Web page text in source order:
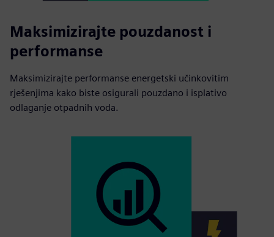
Maksimizirajte pouzdanost i
performanse
Maksimizirajte performanse energetski učinkovitim
rješenjima kako biste osigurali pouzdano i isplativo
odlaganje otpadnih voda.